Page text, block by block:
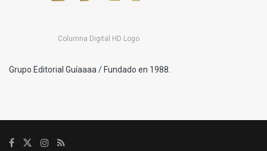
Columna Digital HD Logo
Grupo Editorial Guíaaaa / Fundado en 1988.